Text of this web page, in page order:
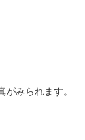
みられます。